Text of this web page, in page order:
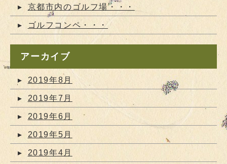
京都市内のゴルフ場・・・
ゴルフコンペ・・・
アーカイブ
2019年8月
2019年7月
2019年6月
2019年5月
2019年4月